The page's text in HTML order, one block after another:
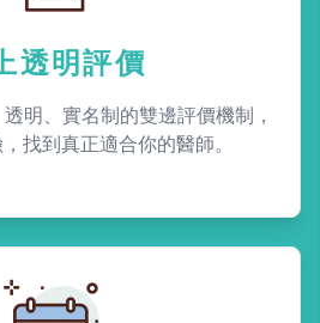
透明評價
明、實名制的雙邊評價機制，
找到真正適合你的醫師。